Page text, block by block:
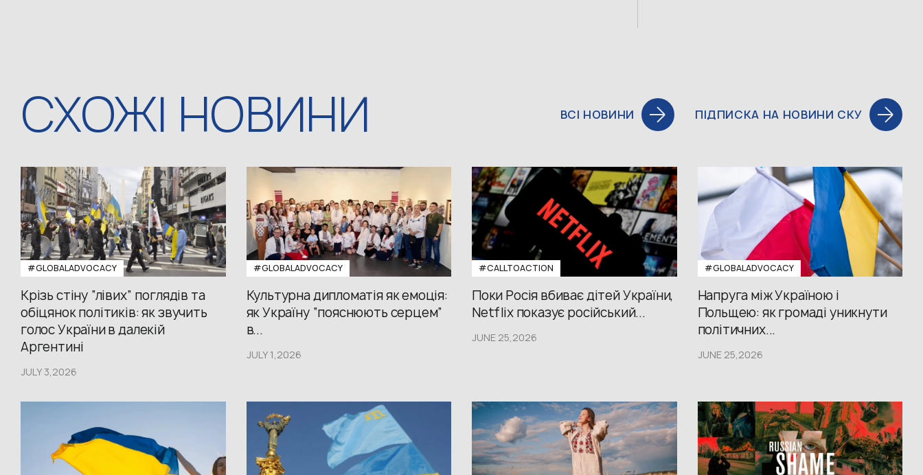
СХОЖІ НОВИНИ ВСІ НОВИНИ ПІДПИСКА НА НОВИНИ СКУ
#GLOBALADVOCACY
Крізь стіну “лівих” поглядів та
обіцянок політиків: як звучить
голос України в далекій
Аргентині
JULY 3,2026
#GLOBALADVOCACY
Культурна дипломатія як емоція:
як Україну “пояснюють серцем”
в...
JULY 1,2026
#CALLTOACTION
Поки Росія вбиває дітей України,
Netflix показує російський...
JUNE 25,2026
#GLOBALADVOCACY
Напруга між Україною і
Польщею: як громаді уникнути
політичних...
JUNE 25,2026